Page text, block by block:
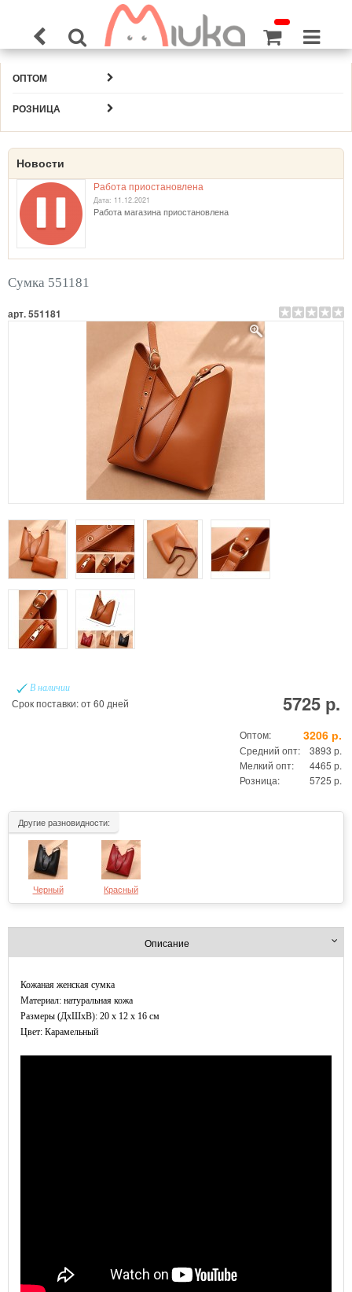
ОПТОМ
РОЗНИЦА
Новости
Работа приостановлена
Дата: 11.12.2021
Работа магазина приостановлена
Сумка 551181
арт. 551181
В наличии
Срок поставки: от 60 дней 5725 р.
Оптом: 3206 р.
Средний опт:
3893 р.
Мелкий опт:
4465 р.
Розница:
5725 р.
Другие разновидности:
Черный Красный
Описание
Кожаная женская сумка
Материал: натуральная кожа
Размеры (ДxШхВ): 20 x 12 x 16 см
Цвет: Карамельный